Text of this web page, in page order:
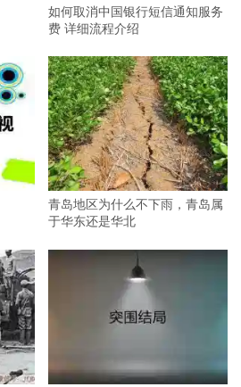
如何取消中国银行短信通知服务
费 详细流程介绍
青岛地区为什么不下雨，青岛属
于华东还是华北